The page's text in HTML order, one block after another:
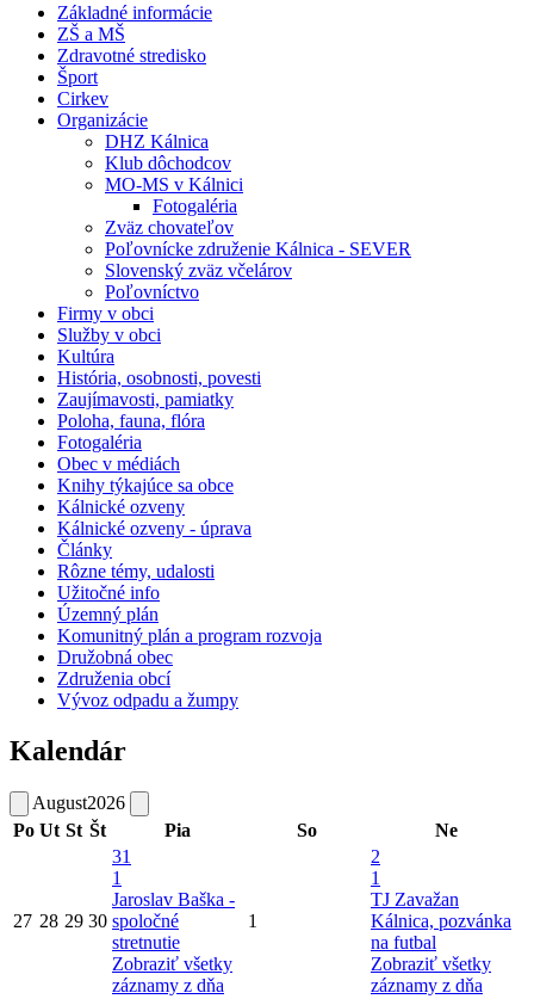
Základné informácie
ZŠ a MŠ
Zdravotné stredisko
Šport
Cirkev
Organizácie
DHZ Kálnica
Klub dôchodcov
MO-MS v Kálnici
Fotogaléria
Zväz chovateľov
Poľovnícke združenie Kálnica - SEVER
Slovenský zväz včelárov
Poľovníctvo
Firmy v obci
Služby v obci
Kultúra
História, osobnosti, povesti
Zaujímavosti, pamiatky
Poloha, fauna, flóra
Fotogaléria
Obec v médiách
Knihy týkajúce sa obce
Kálnické ozveny
Kálnické ozveny - úprava
Články
Rôzne témy, udalosti
Užitočné info
Územný plán
Komunitný plán a program rozvoja
Družobná obec
Združenia obcí
Vývoz odpadu a žumpy
Kalendár
August2026
Po Ut St Št Pia So Ne
27 28 29 30
31
1
Jaroslav Baška -
spoločné
stretnutie
Zobraziť všetky
záznamy z dňa
1
2
1
TJ Zavažan
Kálnica, pozvánka
na futbal
Zobraziť všetky
záznamy z dňa